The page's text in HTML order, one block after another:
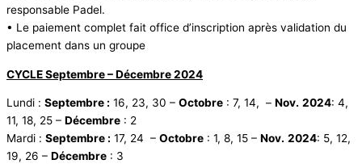
responsable Padel.
• Le paiement complet fait office d’inscription après validation du
placement dans un groupe
CYCLE Septembre – Décembre 2024
Lundi : Septembre : 16, 23, 30 – Octobre : 7, 14, – Nov. 2024: 4,
11, 18, 25 – Décembre : 2
Mardi : Septembre : 17, 24 – Octobre : 1, 8, 15 – Nov. 2024: 5, 12,
19, 26 – Décembre : 3